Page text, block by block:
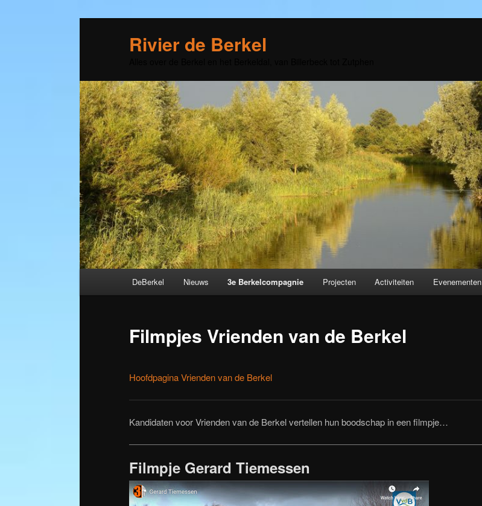
Rivier de Berkel
Spring
de
primaire
inhoud
DeBerkel Nieuws 3e Berkelcompagnie Projecten Activiteiten Evenementen
Filmpjes Vrienden van de Berkel
Hoofdpagina Vrienden van de Berkel
Kandidaten voor Vrienden van de Berkel vertellen hun boodschap in een filmpje…
Filmpje Gerard Tiemessen